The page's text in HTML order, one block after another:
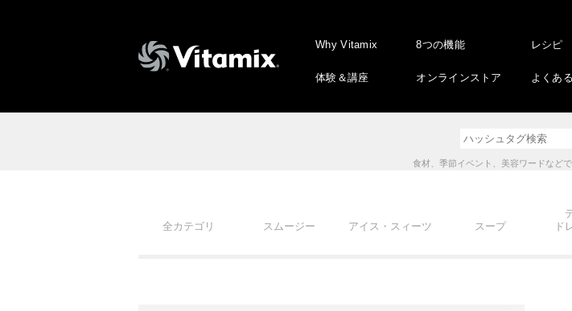
Why Vitamix
体験＆講座
8つの機能
オンラインストア
レシピ
よくあ
食材、季節イベント、美容ワードなど
全カテゴリ スムージー アイス・スィーツ スープ
ド